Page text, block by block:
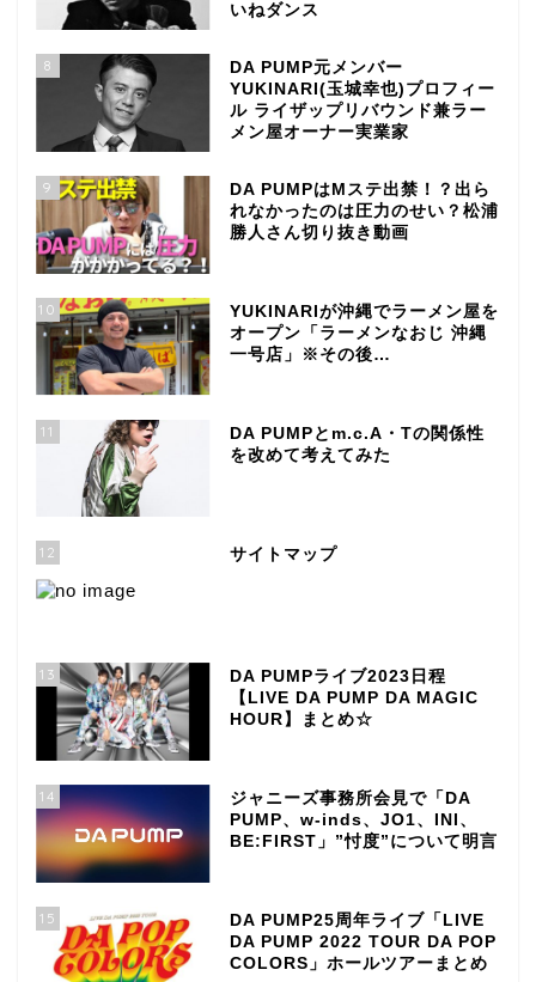
いねダンス
8
DA PUMP元メンバー
YUKINARI(玉城幸也)プロフィー
ル ライザップリバウンド兼ラー
メン屋オーナー実業家
9
DA PUMPはMステ出禁！？出ら
れなかったのは圧力のせい？松浦
勝人さん切り抜き動画
10
YUKINARIが沖縄でラーメン屋を
オープン「ラーメンなおじ 沖縄
一号店」※その後…
11
DA PUMPとm.c.A・Tの関係性
を改めて考えてみた
12 サイトマップ
13
DA PUMPライブ2023日程
【LIVE DA PUMP DA MAGIC
HOUR】まとめ☆
14
ジャニーズ事務所会見で「DA
PUMP、w-inds、JO1、INI、
BE:FIRST」”忖度”について明言
15
DA PUMP25周年ライブ「LIVE
DA PUMP 2022 TOUR DA POP
COLORS」ホールツアーまとめ